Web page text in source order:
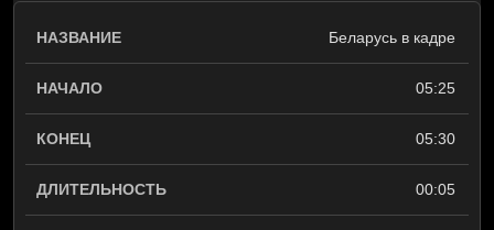
Беларусь в кадре
05:25
05:30
00:05